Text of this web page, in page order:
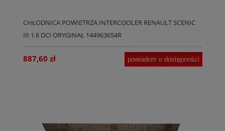
CHŁODNICA POWIETRZA INTERCOOLER RENAULT SCENIC
III 1.6 DCI ORYGINAŁ 144963654R
887,60 zł powiadom o dostępności